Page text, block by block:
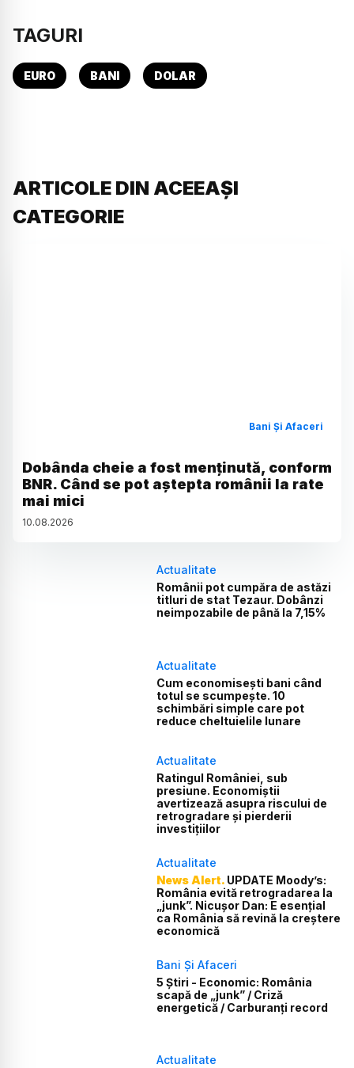
TAGURI
EURO BANI DOLAR
ARTICOLE DIN ACEEAȘI
CATEGORIE
Bani Și Afaceri
Dobânda cheie a fost menținută, conform
BNR. Când se pot aștepta românii la rate
mai mici
10.08.2026
Actualitate
Românii pot cumpăra de astăzi
titluri de stat Tezaur. Dobânzi
neimpozabile de până la 7,15%
Actualitate
Cum economisești bani când
totul se scumpește. 10
schimbări simple care pot
reduce cheltuielile lunare
Actualitate
Ratingul României, sub
presiune. Economiștii
avertizează asupra riscului de
retrogradare și pierderii
investițiilor
Actualitate
News Alert. UPDATE Moody’s:
România evită retrogradarea la
„junk”. Nicușor Dan: E esențial
ca România să revină la creștere
economică
Bani Și Afaceri
5 Știri - Economic: România
scapă de „junk” / Criză
energetică / Carburanți record
Actualitate